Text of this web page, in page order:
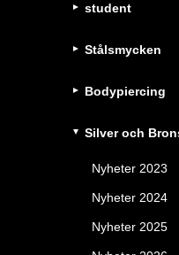
student
Stålsmycken
Bodypiercing
Silver och
Nyheter 2023
Nyheter 2024
Nyheter 2025